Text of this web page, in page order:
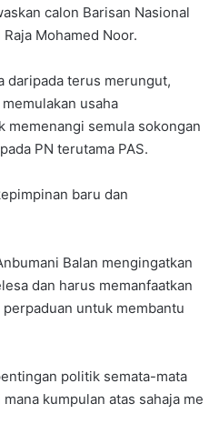
calon Barisan Nasional
Mohamed Noor.
daripada terus merungut,
usaha
memenangi semula sokongan
PN terutama PAS.
baru dan
Balan mengingatkan
dan harus memanfaatkan
untuk membantu
politik semata-mata
kumpulan atas sahaja me